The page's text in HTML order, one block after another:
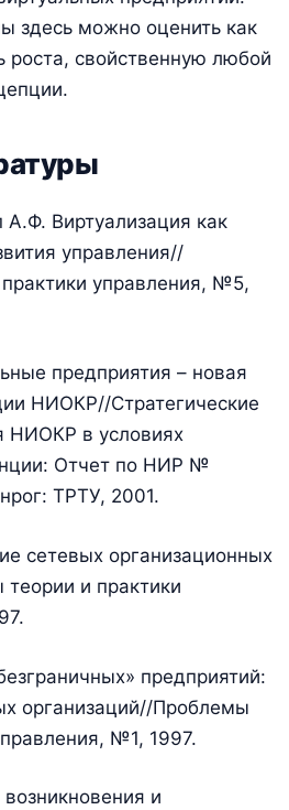
здесь можно оценить как
роста, свойственную любой
Виртуализация как
управления//
управления, №5,
предприятия – новая
НИОКР//Стратегические
НИОКР в условиях
Отчет по НИР №
ТРТУ, 2001.
сетевых организационных
и практики
предприятий:
организаций//Проблемы
№1, 1997.
и